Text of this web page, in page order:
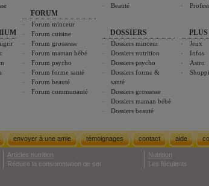
FORUM
Forum minceur
Forum cuisine
Forum grossesse
Forum maman bébé
Forum psycho
Forum forme santé
Forum beauté
Forum communauté
Beauté
DOSSIERS
Dossiers minceur
Dossiers nutrition
Dossiers psycho
Dossiers forme &
santé
Dossiers grossesse
Dossiers maman bébé
Dossiers beauté
PLUS
Jeux
Infos
Astro
envoyer à une amie témoignages contact aide
Articles nutrition
Réduire la consommation de sel
Nutrition
Les féculents